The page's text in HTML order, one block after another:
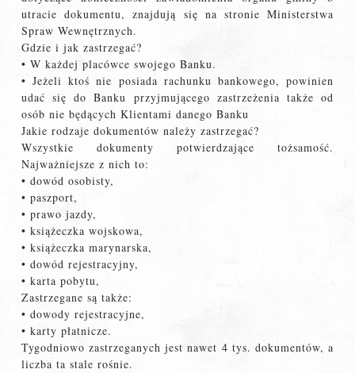
utracie dokumentu, znajdują się na stronie Ministerstwa
Spraw Wewnętrznych.
Gdzie i jak zastrzegać?
• W każdej placówce swojego Banku.
• Jeżeli ktoś nie posiada rachunku bankowego, powinien
udać się do Banku przyjmującego zastrzeżenia także od
osób nie będących Klientami danego Banku
Jakie rodzaje dokumentów należy zastrzegać?
Wszystkie dokumenty potwierdzające tożsamość.
Najważniejsze z nich to:
• dowód osobisty,
• paszport,
• prawo jazdy,
• książeczka wojskowa,
• książeczka marynarska,
• dowód rejestracyjny,
• karta pobytu,
Zastrzegane są także:
• dowody rejestracyjne,
• karty płatnicze.
Tygodniowo zastrzeganych jest nawet 4 tys. dokumentów, a
liczba ta stale rośnie.